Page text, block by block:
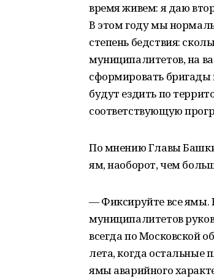
время живем: я даю
В этом году мы
степень бедствия:
муниципалитетов, на
сформировать бригады
будут ездить по
соответствующую
По мнению Главы
ям, наоборот, чем
— Фиксируйте все ямы.
муниципалитетов
всегда по Московской
лета, когда
ямы аварийного